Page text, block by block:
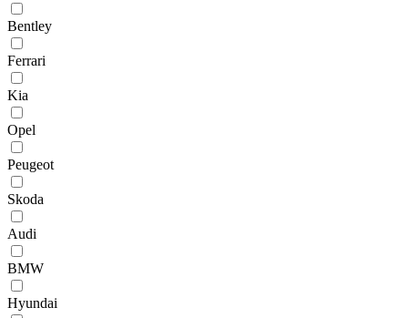
Bentley
Ferrari
Kia
Opel
Peugeot
Skoda
Audi
BMW
Hyundai